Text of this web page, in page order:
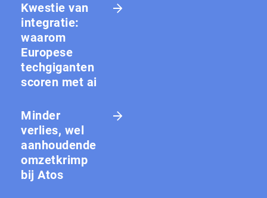
Kwestie van
integratie:
waarom
Europese
techgiganten
scoren met ai
Minder
verlies, wel
aanhoudende
omzetkrimp
bij Atos